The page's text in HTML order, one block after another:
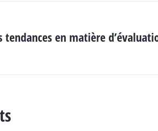
tendances en matière